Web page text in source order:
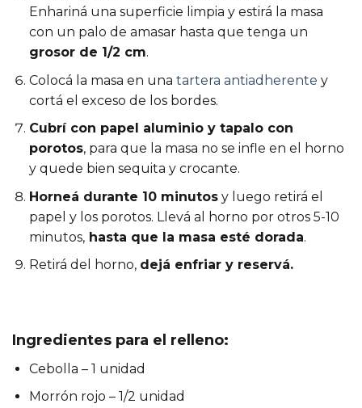
Enhariná una superficie limpia y estirá la masa
con un palo de amasar hasta que tenga un
grosor de 1/2 cm.
Colocá la masa en una tartera antiadherente y
cortá el exceso de los bordes.
Cubrí con papel aluminio y tapalo con
porotos, para que la masa no se infle en el horno
y quede bien sequita y crocante.
Horneá durante 10 minutosy luego retirá el
papel y los porotos. Llevá al horno por otros 5-10
minutos,hasta que la masa esté dorada.
Retirá del horno, dejá enfriar y reservá.
Ingredientes para el relleno:
Cebolla – 1 unidad
Morrón rojo – 1/2 unidad